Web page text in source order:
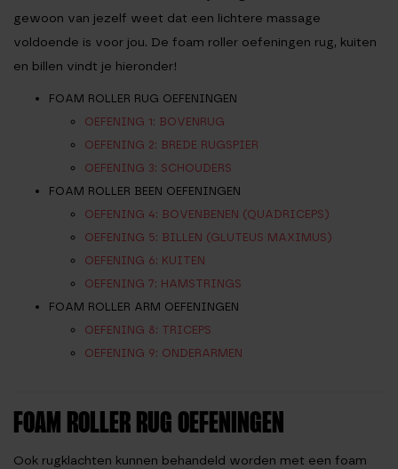
gewoon van jezelf weet dat een lichtere massage
voldoende is voor jou. De foam roller oefeningen rug, kuiten
en billen vindt je hieronder!
FOAM ROLLER RUG OEFENINGEN
OEFENING 1: BOVENRUG
OEFENING 2: BREDE RUGSPIER
OEFENING 3: SCHOUDERS
FOAM ROLLER BEEN OEFENINGEN
OEFENING 4: BOVENBENEN (QUADRICEPS)
OEFENING 5: BILLEN (GLUTEUS MAXIMUS)
OEFENING 6: KUITEN
OEFENING 7: HAMSTRINGS
FOAM ROLLER ARM OEFENINGEN
OEFENING 8: TRICEPS
OEFENING 9: ONDERARMEN
FOAM ROLLER RUG OEFENINGEN
Ook rugklachten kunnen behandeld worden met een foam